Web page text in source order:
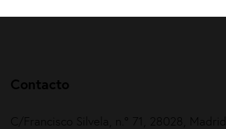
Contacto
C/Francisco Silvela, n.º 71, 28028, Madrid